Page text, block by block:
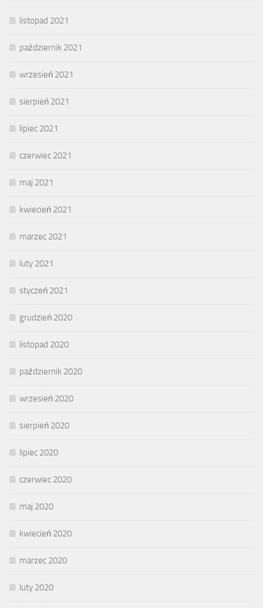
listopad 2021
październik 2021
wrzesień 2021
sierpień 2021
lipiec 2021
czerwiec 2021
maj 2021
kwiecień 2021
marzec 2021
luty 2021
styczeń 2021
grudzień 2020
listopad 2020
październik 2020
wrzesień 2020
sierpień 2020
lipiec 2020
czerwiec 2020
maj 2020
kwiecień 2020
marzec 2020
luty 2020